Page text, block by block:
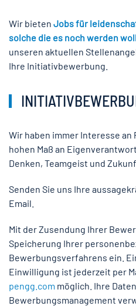
Wir bieten Jobs für
solche die es noch werden
unseren aktuellen
Ihre Initiativbewerbung.
Wir haben immer Interesse
hohen Maß an
Denken, Teamgeist und
Senden Sie uns Ihre
Email.
Mit der Zusendung Ihrer
Speicherung Ihrer
Bewerbungsverfahrens ein.
Einwilligung ist jederzeit per
pengg.com möglich. Ihre
Bewerbungsmanagement